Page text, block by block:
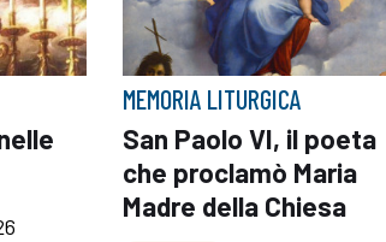
MEMORIA LITURGICA
San Paolo VI, il poeta
che proclamò Maria
Madre della Chiesa